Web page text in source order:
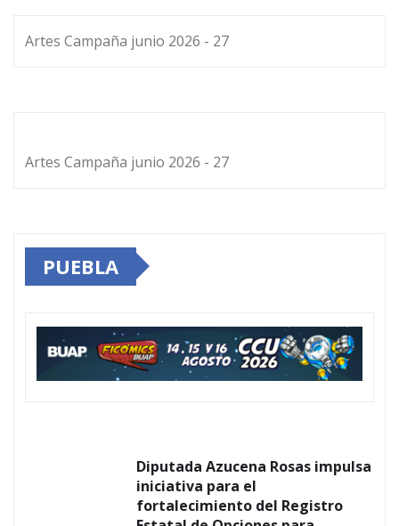
Artes Campaña junio 2026 - 27
Artes Campaña junio 2026 - 27
PUEBLA
Diputada Azucena Rosas impulsa
iniciativa para el
fortalecimiento del Registro